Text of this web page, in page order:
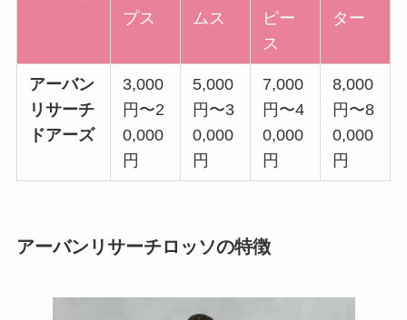
プス
ムス
ピー
ス
ター
アーバン
リサーチ
ドアーズ
3,000
円〜2
0,000
円
5,000
円〜3
0,000
円
7,000
円〜4
0,000
円
8,000
円〜8
0,000
円
アーバンリサーチロッソの特徴